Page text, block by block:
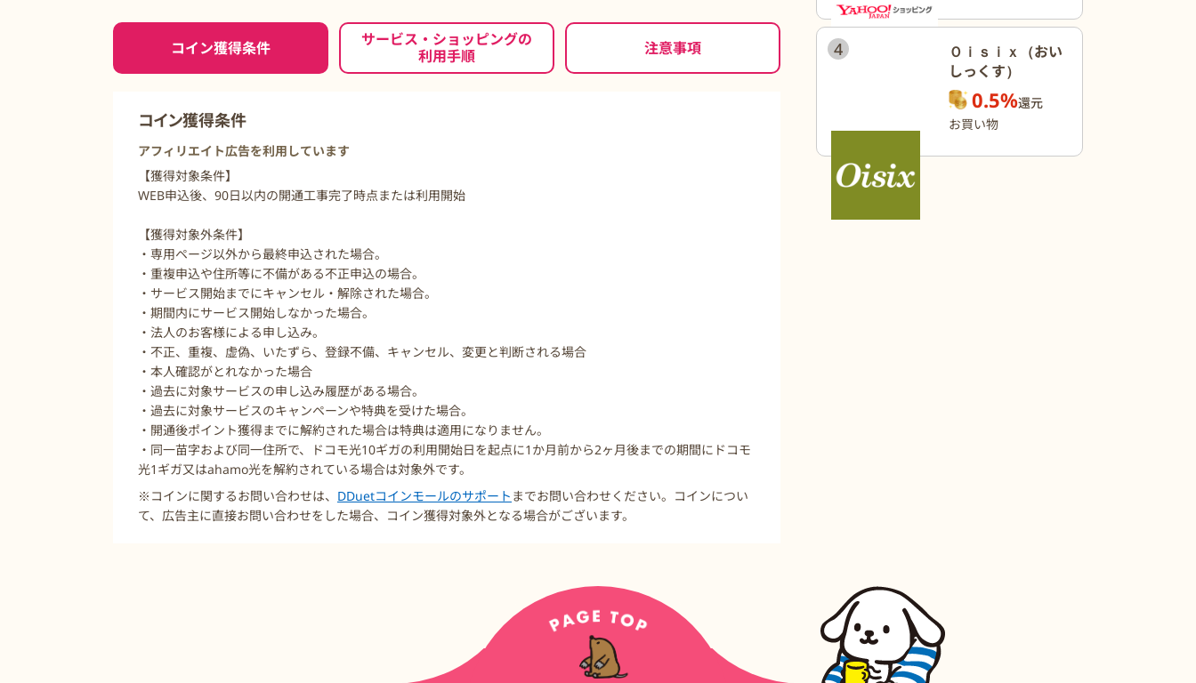
ご利用前に必ずお読みください
コイン獲得条件
サービス・ショッピングの
利用手順
注意事項
コイン獲得条件
アフィリエイト広告を利用しています
【獲得対象条件】
WEB申込後、90日以内の開通工事完了時点または利用開始
【獲得対象外条件】
・専用ページ以外から最終申込された場合。
・重複申込や住所等に不備がある不正申込の場合。
・サービス開始までにキャンセル・解除された場合。
・期間内にサービス開始しなかった場合。
・法人のお客様による申し込み。
・不正、重複、虚偽、いたずら、登録不備、キャンセル、変更と判断される場合
・本人確認がとれなかった場合
・過去に対象サービスの申し込み履歴がある場合。
・過去に対象サービスのキャンペーンや特典を受けた場合。
・開通後ポイント獲得までに解約された場合は特典は適用になりません。
・同一苗字および同一住所で、ドコモ光10ギガの利用開始日を起点に1か月前から2ヶ月後までの期間にドコモ
光1ギガ又はahamo光を解約されている場合は対象外です。
※コインに関するお問い合わせは、 DDuetコインモールのサポート までお問い合わせください。コインについ
て、広告主に直接お問い合わせをした場合、コイン獲得対象外となる場合がございます。
4
Ｏｉｓｉｘ（おい
しっくす）
0.5%還元
お買い物